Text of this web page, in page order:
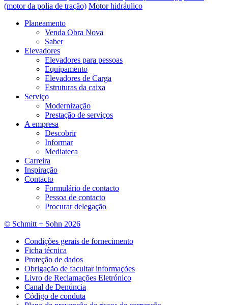
(motor da polia de tração) Motor hidráulico
Planeamento
Venda Obra Nova
Saber
Elevadores
Elevadores para pessoas
Equipamento
Elevadores de Carga
Estruturas da caixa
Serviço
Modernização
Prestação de serviços
A empresa
Descobrir
Informar
Mediateca
Carreira
Inspiração
Contacto
Formulário de contacto
Pessoa de contacto
Procurar delegação
© Schmitt + Sohn 2026
Condições gerais de fornecimento
Ficha técnica
Proteção de dados
Obrigação de facultar informações
Livro de Reclamações Eletrónico
Canal de Denúncia
Código de conduta